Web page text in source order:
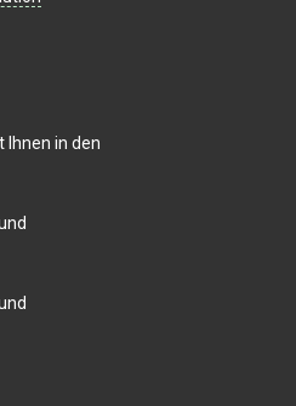
Ihnen in den